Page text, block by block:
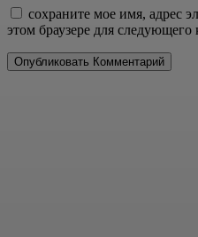
сохраните мое имя, адрес
этом браузере для следующего